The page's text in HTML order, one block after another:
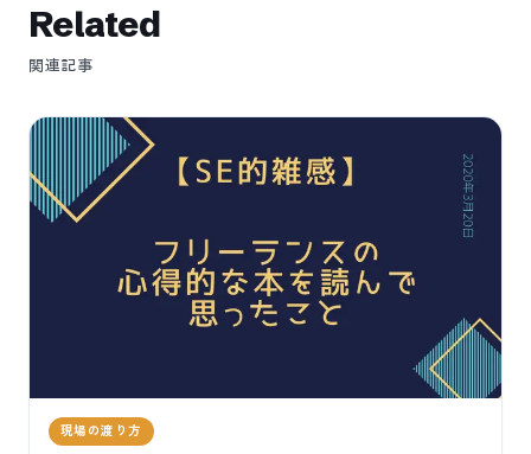
Related
関連記事
現場の渡り方